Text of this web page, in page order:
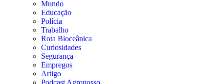
Mundo
Educação
Polícia
Trabalho
Rota Bioceânica
Curiosidades
Segurança
Empregos
Artigo
Podcast Agronosso